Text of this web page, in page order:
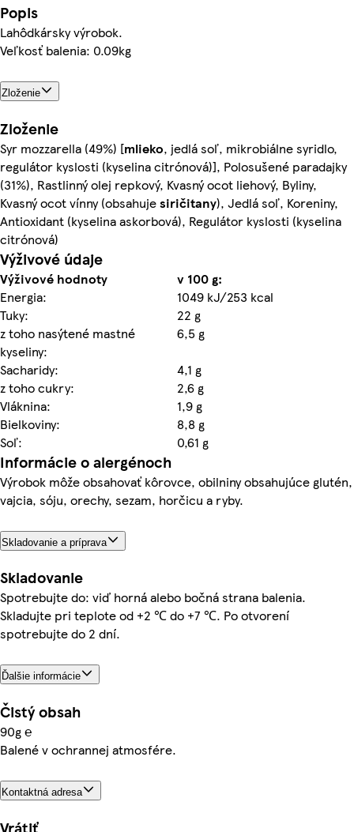
Popis
Lahôdkársky výrobok.
Veľkosť balenia: 0.09kg
Zloženie
Zloženie
Syr mozzarella (49%) [mlieko, jedlá soľ, mikrobiálne syridlo,
regulátor kyslosti (kyselina citrónová)], Polosušené paradajky
(31%), Rastlinný olej repkový, Kvasný ocot liehový, Byliny,
Kvasný ocot vínny (obsahujesiričitany), Jedlá soľ, Koreniny,
Antioxidant (kyselina askorbová), Regulátor kyslosti (kyselina
citrónová)
Výživové údaje
Výživové hodnoty
v 100 g:
Energia:
1049 kJ/253 kcal
Tuky:
22 g
z toho nasýtené mastné
kyseliny:
6,5 g
Sacharidy:
4,1 g
z toho cukry:
2,6 g
Vláknina:
1,9 g
Bielkoviny:
8,8 g
Soľ:
0,61 g
Informácie o alergénoch
Výrobok môže obsahovať kôrovce, obilniny obsahujúce glutén,
vajcia, sóju, orechy, sezam, horčicu a ryby.
Skladovanie a príprava
Skladovanie
Spotrebujte do: viď horná alebo bočná strana balenia.
Skladujte pri teplote od +2 ℃ do +7 ℃. Po otvorení
spotrebujte do 2 dní.
Ďalšie informácie
Čistý obsah
90g ℮
Balené v ochrannej atmosfére.
Kontaktná adresa
Vrátiť